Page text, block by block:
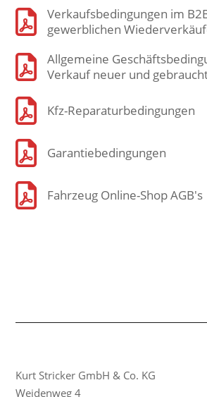

Verkaufsbedingungen im
gewerblichen

Allgemeine
Verkauf neuer und
 Kfz-Reparaturbedingungen
 Garantiebedingungen
 Fahrzeug Online-Shop AGB's
Kurt Stricker GmbH & Co. KG
Weidenweg 4